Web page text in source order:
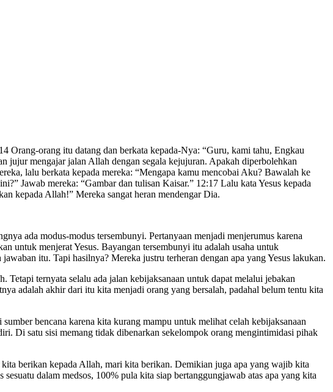
Orang-orang itu datang dan berkata kepada-Nya: “Guru, kami tahu, Engkau
jujur mengajar jalan Allah dengan segala kejujuran. Apakah diperbolehkan
lalu berkata kepada mereka: “Mengapa kamu mencobai Aku? Bawalah ke
Jawab mereka: “Gambar dan tulisan Kaisar.” 12:17 Lalu kata Yesus kepada
kepada Allah!” Mereka sangat heran mendengar Dia.
ada modus-modus tersembunyi. Pertanyaan menjadi menjerumus karena
untuk menjerat Yesus. Bayangan tersembunyi itu adalah usaha untuk
itu. Tapi hasilnya? Mereka justru terheran dengan apa yang Yesus lakukan.
ternyata selalu ada jalan kebijaksanaan untuk dapat melalui jebakan
adalah akhir dari itu kita menjadi orang yang bersalah, padahal belum tentu kita
bencana karena kita kurang mampu untuk melihat celah kebijaksanaan
Di satu sisi memang tidak dibenarkan sekelompok orang mengintimidasi pihak
berikan kepada Allah, mari kita berikan. Demikian juga apa yang wajib kita
dalam medsos, 100% pula kita siap bertanggungjawab atas apa yang kita